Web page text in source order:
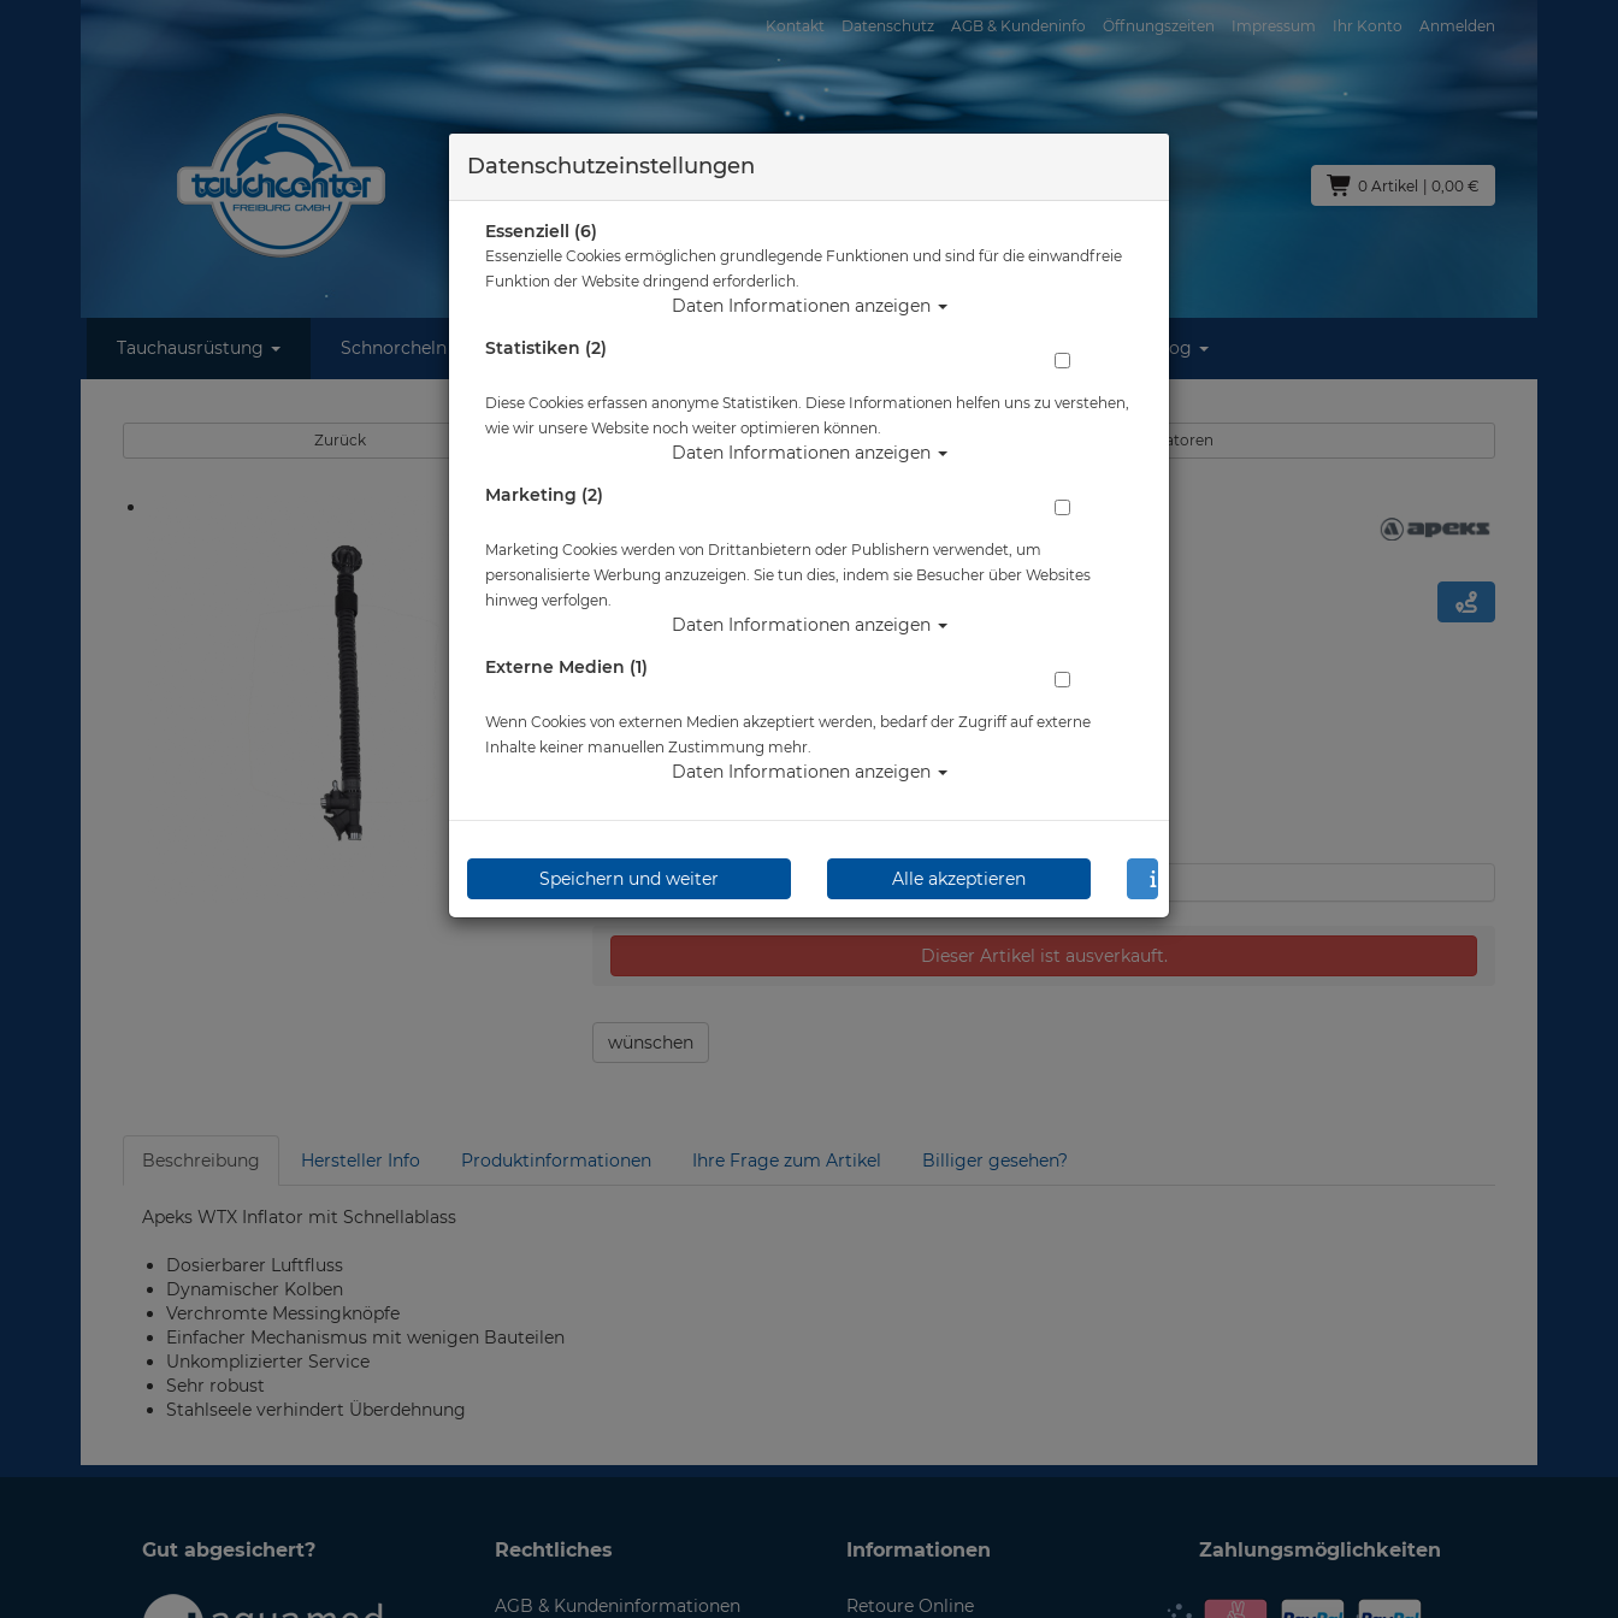
Kontakt Datenschutz AGB & Kundeninfo Öffnungszeiten Impressum Ihr Konto Anmelden
0 Artikel | 0,00 €
Tauchausrüstung Schnorcheln Wassersport Reisen Blog
Sie sind hier Tauchausrüstung Apeks WTX Inflator komplett mit Schnellablass
Zurück Alle Artikel zeigen aus: Tarierjackets - Inflatoren
Apeks WTX Inflator komplett mit Schnellablass
Artikelnr.: apk-BC911116
Herstellerpreis: 139,00 €
129,00 €*
erfragen
Dieser Artikel ist ausverkauft.
wünschen
Beschreibung Hersteller Info Produktinformationen Ihre Frage zum Artikel Billiger gesehen?
Apeks WTX Inflator mit Schnellablass
Dosierbarer Luftfluss
Dynamischer Kolben
Verchromte Messingknöpfe
Einfacher Mechanismus mit wenigen Bauteilen
Unkomplizierter Service
Sehr robust
Stahlseele verhindert Überdehnung
Gut abgesichert? Rechtliches
AGB & Kundeninformationen
Informationen
Retoure Online
Zahlungsmöglichkeiten
Datenschutzeinstellungen
Essenziell (6)
Essenzielle Cookies ermöglichen grundlegende Funktionen und sind für die einwandfreie
Funktion der Website dringend erforderlich.
Daten Informationen anzeigen
Statistiken (2)
Diese Cookies erfassen anonyme Statistiken. Diese Informationen helfen uns zu verstehen,
wie wir unsere Website noch weiter optimieren können.
Daten Informationen anzeigen
Marketing (2)
Marketing Cookies werden von Drittanbietern oder Publishern verwendet, um
personalisierte Werbung anzuzeigen. Sie tun dies, indem sie Besucher über Websites
hinweg verfolgen.
Daten Informationen anzeigen
Externe Medien (1)
Wenn Cookies von externen Medien akzeptiert werden, bedarf der Zugriff auf externe
Inhalte keiner manuellen Zustimmung mehr.
Daten Informationen anzeigen
Speichern und weiter Alle akzeptieren